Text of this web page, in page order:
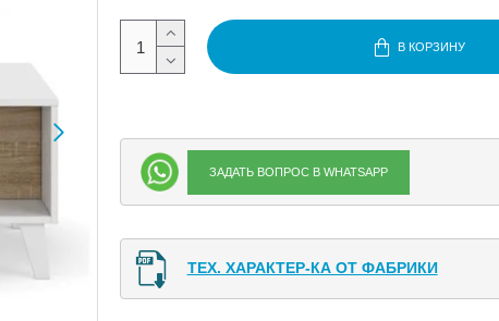
В КОРЗИНУ
ЗАДАТЬ ВОПРОС В WHATSAPP
ТЕХ. ХАРАКТЕР-КА ОТ ФАБРИКИ